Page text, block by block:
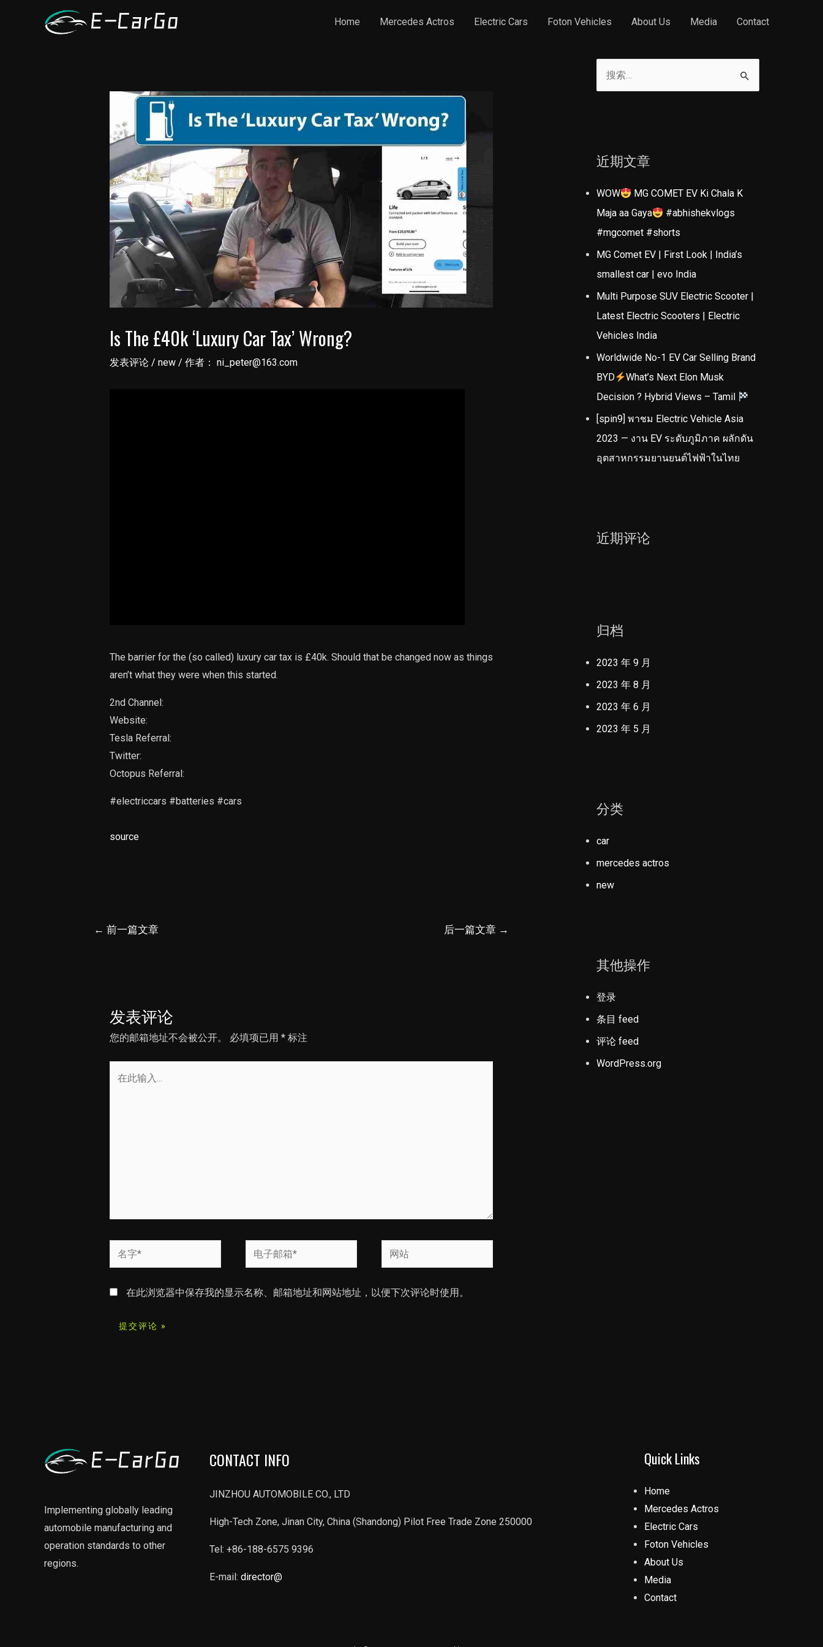
Home Mercedes Actros Electric Cars Foton Vehicles About Us Media Contact
Is The £40k ‘Luxury Car Tax’ Wrong?
发表评论 / new/ 作者： ni_peter@163.com
The barrier for the (so called) luxury car tax is £40k. Should that be changed now as things
aren’t what they were when this started.
2nd Channel:
Website:
Tesla Referral:
Twitter:
Octopus Referral:
#electriccars #batteries #cars
source
← 前一篇文章 后一篇文章 →
发表评论
您的邮箱地址不会被公开。 必填项已用 *标注
字
电
子
网
站
在此浏览器中保存我的显示名称、邮箱地址和网站地址，以便下次评论时使用。
近期文章
WOW
MG COMET EV Ki Chala K
Maja aa Gaya
#abhishekvlogs
#mgcomet #shorts
MG Comet EV | First Look | India’s
smallest car | evo India
Multi Purpose SUV Electric Scooter |
Latest Electric Scooters | Electric
Vehicles India
Worldwide No-1 EV Car Selling Brand
BYD
What’s Next Elon Musk
Decision ? Hybrid Views – Tamil
[spin9] พาชม Electric Vehicle Asia
2023 — งาน EV ระดับภูมิภาค ผลักดัน
อุตสาหกรรมยานยนต์ไฟฟ้าในไทย
近期评论
归档
2023 年 9 月
2023 年 8 月
2023 年 6 月
2023 年 5 月
分类
car
mercedes actros
new
其他操作
登录
条目 feed
评论 feed
WordPress.org
Implementing globally leading
automobile manufacturing and
operation standards to other
regions.
CONTACT INFO
JINZHOU AUTOMOBILE CO., LTD
High-Tech Zone, Jinan City, China (Shandong) Pilot Free Trade Zone 250000
Tel: +86-188-6575 9396
E-mail: director@
Quick Links
Home
Mercedes Actros
Electric Cars
Foton Vehicles
About Us
Media
Contact